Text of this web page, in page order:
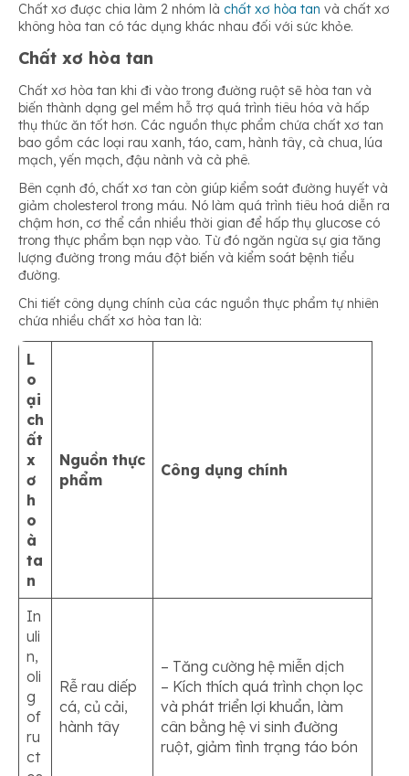
Chất xơ được chia làm 2 nhóm là chất xơ hòa tan và chất xơ
không hòa tan có tác dụng khác nhau đối với sức khỏe.
Chất xơ hòa tan
Chất xơ hòa tan khi đi vào trong đường ruột sẽ hòa tan và
biến thành dạng gel mềm hỗ trợ quá trình tiêu hóa và hấp
thụ thức ăn tốt hơn. Các nguồn thực phẩm chứa chất xơ tan
bao gồm các loại rau xanh, táo, cam, hành tây, cà chua, lúa
mạch, yến mạch, đậu nành và cà phê.
Bên cạnh đó, chất xơ tan còn giúp kiểm soát đường huyết và
giảm cholesterol trong máu. Nó làm quá trình tiêu hoá diễn ra
chậm hơn, cơ thể cần nhiều thời gian để hấp thụ glucose có
trong thực phẩm bạn nạp vào. Từ đó ngăn ngừa sự gia tăng
lượng đường trong máu đột biến và kiểm soát bệnh tiểu
đường.
Chi tiết công dụng chính của các nguồn thực phẩm tự nhiên
chứa nhiều chất xơ hòa tan là:
L
o
ại
ch
ất
x
ơ
h
o
à
ta
n
Nguồn thực
phẩm
Công dụng chính
In
uli
n,
oli
g
of
ru
ct
Rễ rau diếp
cá, củ cải,
hành tây
– Tăng cường hệ miễn dịch
– Kích thích quá trình chọn lọc
và phát triển lợi khuẩn, làm
cân bằng hệ vi sinh đường
ruột, giảm tình trạng táo bón